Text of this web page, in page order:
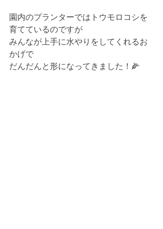
園内のプランターではトウモロコシを
育てているのですが
みんなが上手に水やりをしてくれるお
かげで
だんだんと形になってきました！🌽